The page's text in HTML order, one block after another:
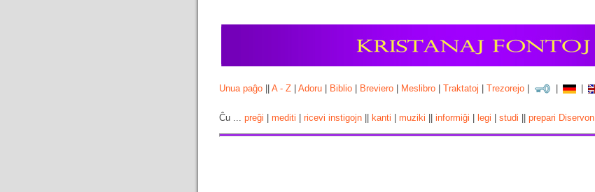
Unua paĝo ||A - Z |Adoru Biblio Breviero Meslibro |Traktatoj |Trezorejo
Ĉu ...preĝi |mediti |ricevi instigojn kanti |muziki ||informiĝi legi |studi ||prepari Diservon